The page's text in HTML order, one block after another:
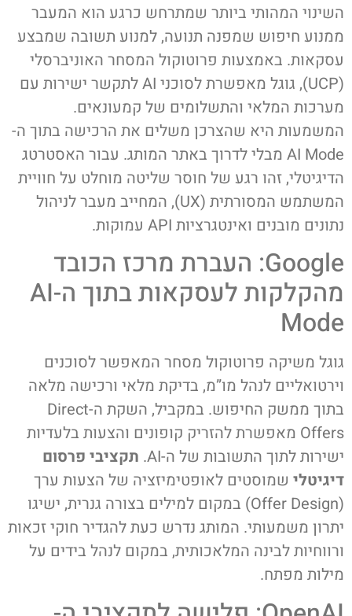
השינוי המהותי ביותר שמתרחש כרגע הוא המעבר
ממנוע חיפוש שמפנה תנועה, למנוע תשובה שמבצע
עסקאות. באמצעות פרוטוקול המסחר האוניברסלי
(UCP), גוגל מאפשרת לסוכני AI לתקשר ישירות עם
מערכות המלאי והתשלומים של קמעונאים.
המשמעות היא שהצרכן משלים את הרכישה בתוך ה-
AI Mode מבלי לדרוך באתר המותג. עבור האסטרטג
הדיגיטלי, זהו רגע של חוסר שליטה מוחלט על חוויית
המשתמש המסורתית (UX), המחייב מעבר לניהול
נתונים מובנים ואינטגרציות API עמוקות.
Google: העברת מרכז הכובד
מהקלקות לעסקאות בתוך ה-AI
Mode
גוגל משיקה פרוטוקול מסחר המאפשר לסוכנים
וירטואליים לנהל מו”מ, בדיקת מלאי ורכישה מלאה
בתוך ממשק החיפוש. במקביל, השקת ה-Direct
Offers מאפשרת להזריק קופונים והצעות בלעדיות
ישירות לתוך התשובות של ה-AI.
תקציבי פרסום
דיגיטלי שמוסטים לאופטימיזציה של הצעות ערך
(Offer Design) במקום למילים בצורה גנרית, ישיגו
יתרון משמעותי. המותג נדרש כעת להגדיר חוקי זכאות
ורווחיות לבינה המלאכותית, במקום לנהל בידים על
מילות מפתח.